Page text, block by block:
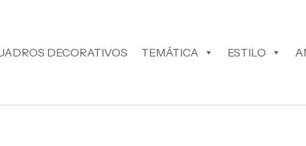
DECORATIVOS TEMÁTICA ESTILO